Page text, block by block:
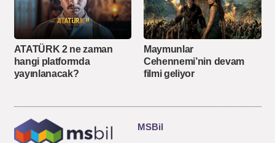
ATATÜRK 2 ne zaman
hangi platformda
yayınlanacak?
Maymunlar
Cehennemi’nin devam
filmi geliyor
MSBil